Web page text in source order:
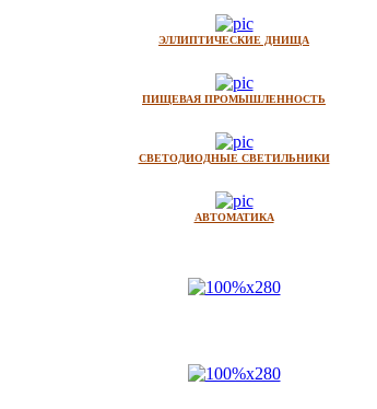
ЭЛЛИПТИЧЕСКИЕ ДНИЩА
ПИЩЕВАЯ ПРОМЫШЛЕННОСТЬ
СВЕТОДИОДНЫЕ СВЕТИЛЬНИКИ
АВТОМАТИКА